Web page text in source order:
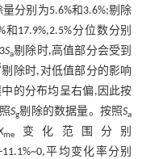
量分别为5.6%和3.6%;剔除
17.9%,2.5%分位数分别
Sa剔除时,高值部分会受到
剔除时,对低值部分的影响
的分布均呈右偏,因此按
Sg剔除的数据量。按照Sa
me变化范围分别
11.1%~0,平均变化率分别